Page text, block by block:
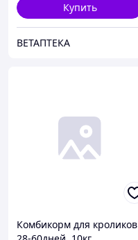
Купить
ВЕТАПТЕКА
Комбикорм для кроликов